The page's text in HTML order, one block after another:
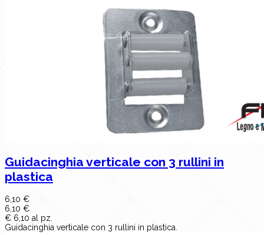
Guidacinghia verticale con 3 rullini in
plastica
6,10 €
6,10 €
€ 6,10 al pz.
Guidacinghia verticale con 3 rullini in plastica.